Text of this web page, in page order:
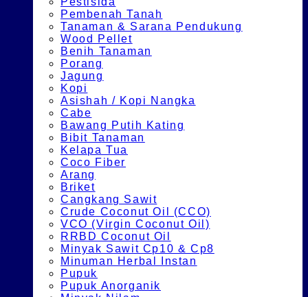
Pembenah Tanah
Tanaman & Sarana Pendukung
Wood Pellet
Benih Tanaman
Porang
Jagung
Kopi
Asishah / Kopi Nangka
Cabe
Bawang Putih Kating
Bibit Tanaman
Kelapa Tua
Coco Fiber
Arang
Briket
Cangkang Sawit
Crude Coconut Oil (CCO)
VCO (Virgin Coconut Oil)
RRBD Coconut Oil
Minyak Sawit Cp10 & Cp8
Minuman Herbal Instan
Pupuk
Pupuk Anorganik